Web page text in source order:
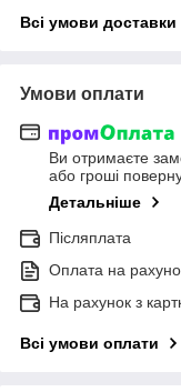
Всі умови доставки
Умови оплати
Ви отримаєте
або гроші
Детальніше
Післяплата
Оплата на
На рахунок з
Всі умови оплати